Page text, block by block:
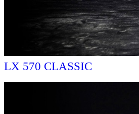
LX 570 CLASSIC